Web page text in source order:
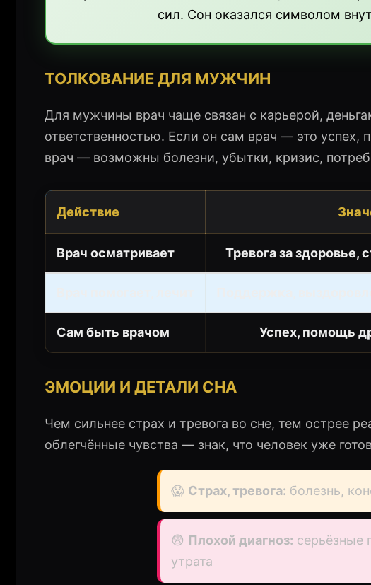
сил. Сон оказался символом
ТОЛКОВАНИЕ ДЛЯ МУЖЧИН
Для мужчины врач чаще связан с карьерой,
ответственностью. Если он сам врач — это
врач — возможны болезни, убытки, кризис,
Действие
Врач осматривает Тревога за здоровье,
Сам быть врачом Успех, помощь
ЭМОЦИИ И ДЕТАЛИ СНА
Чем сильнее страх и тревога во сне, тем острее
облегчённые чувства — знак, что человек уже
😱 Страх, тревога: болезнь,
😨 Плохой диагноз: серьёзные
утрата